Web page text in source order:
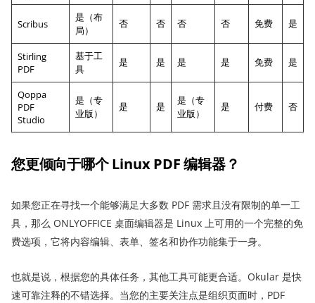
Scribus
是（布
局）
否 否 否 否 免费 是
Stirling
PDF
基于工
具
是 是 是 是 免费 是
Qoppa
PDF
Studio
是（专
业版）
是 是
是（专
业版）
是 付费 否
您更倾向于哪个 Linux PDF 编辑器？
如果您正在寻找一个能够满足大多数 PDF 需求且没有限制的单一工
具，那么 ONLYOFFICE 桌面编辑器是 Linux 上可用的一个完整的免
费选项，它将内容编辑、表单、签名和协作功能集于一身。
也就是说，根据您的具体任务，其他工具可能更合适。Okular 是快
速可靠注释的不错选择。当您的主要关注点是组织页面时，PDF